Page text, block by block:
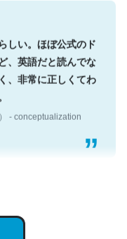
しい。ほぼ公式のド
、英語だと読んでな
、非常に正しくてわ
- conceptualization
事。/続編来た
entry/2023/03/27